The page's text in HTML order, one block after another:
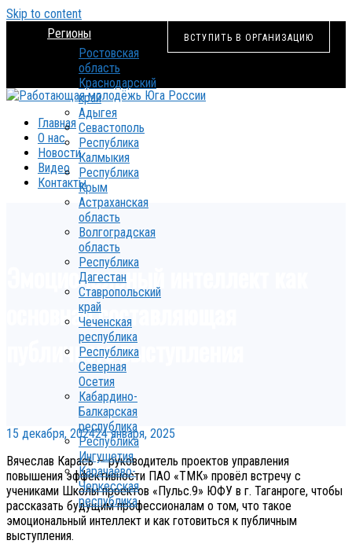
Skip to content
ВСТУПИТЬ В ОРГАНИЗАЦИЮ
Регионы
Ростовская
область
Краснодарский
край
Адыгея
Севастополь
Республика
Калмыкия
Республика
Крым
Астраханская
область
Волгоградская
область
Республика
Дагестан
Ставропольский
край
Чеченская
республика
Республика
Северная
Осетия
Кабардино-
Балкарская
республика
Республика
Ингушетия
Карачаево-
Черкесская
республика
Главная
О нас
Новости
Видео
Контакты
Эмоциональный интеллект как
основная составляющая
публичного выступления
15 декабря, 202424 января, 2025
Вячеслав Карась — руководитель проектов управления
повышения эффективности ПАО «ТМК» провёл встречу с
учениками Школы проектов «Пульс.9» ЮФУ в г. Таганроге, чтобы
рассказать будущим профессионалам о том, что такое
эмоциональный интеллект и как готовиться к публичным
выступления.